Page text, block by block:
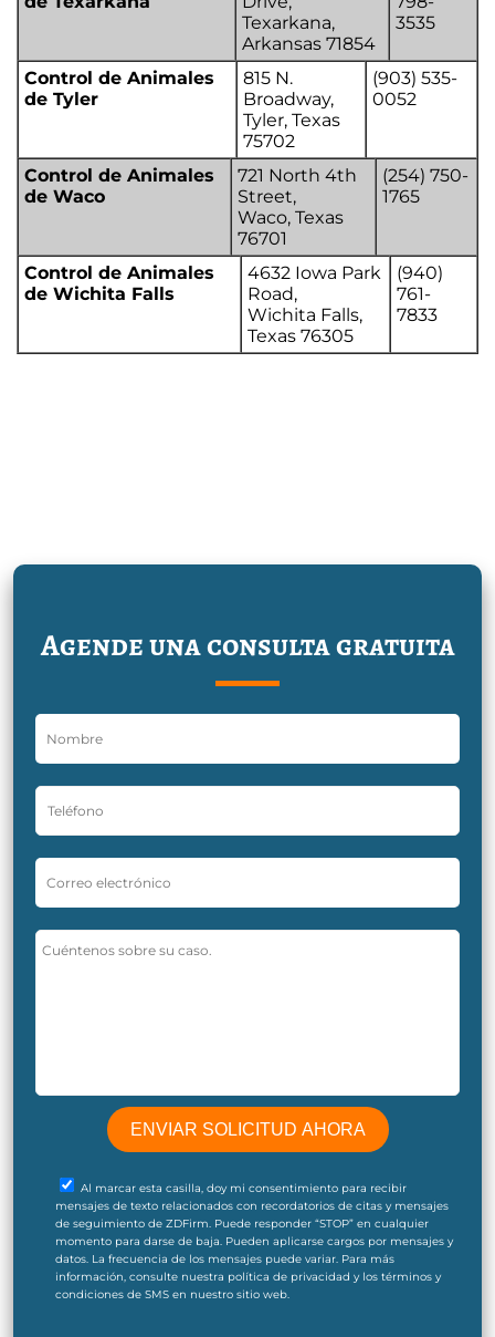
Texarkana,
Arkansas 71854
3535
Control de Animales
de Tyler
815 N.
Broadway,
Tyler, Texas
75702
(903) 535-
0052
Control de Animales
de Waco
721 North 4th
Street,
Waco, Texas
76701
(254) 750-
1765
Control de Animales
de Wichita Falls
4632 Iowa Park
Road,
Wichita Falls,
Texas 76305
(940)
761-
7833
Agende una consulta gratuita
Al marcar esta casilla, doy mi consentimiento para recibir
mensajes de texto relacionados con recordatorios de citas y mensajes
de seguimiento de ZDFirm. Puede responder “STOP” en cualquier
momento para darse de baja. Pueden aplicarse cargos por mensajes y
datos. La frecuencia de los mensajes puede variar. Para más
información, consulte nuestra política de privacidad y los términos y
condiciones de SMS en nuestro sitio web.